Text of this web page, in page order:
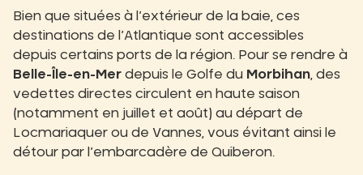
Bien que situées à l’extérieur de la baie, ces
destinations de l’Atlantique sont accessibles
depuis certains ports de la région. Pour se rendre à
Belle-Île-en-Mer depuis le Golfe du Morbihan, des
vedettes directes circulent en haute saison
(notamment en juillet et août) au départ de
Locmariaquer ou de Vannes, vous évitant ainsi le
détour par l’embarcadère de Quiberon.